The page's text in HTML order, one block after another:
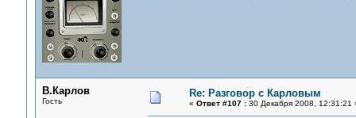
В.Карлов
Гость
Re: Разговор с Карловым
« Ответ #107 :30 Декабря 2008, 12:31:21